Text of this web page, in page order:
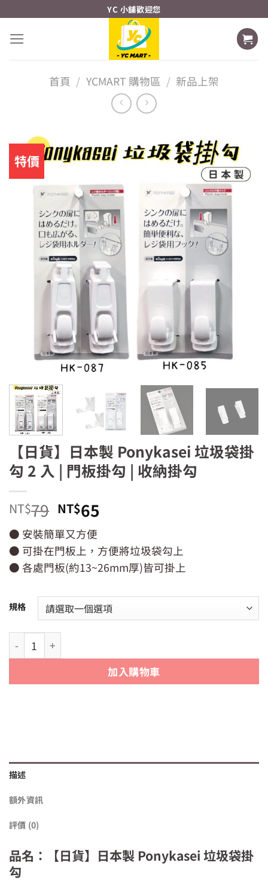
content
YC 小舖歡迎您
首頁 / YCMART 購物區 / 新品上架
特價
【日貨】日本製 Ponykasei 垃圾袋掛
勾 2 入 | 門板掛勾 | 收納掛勾
NT$79 原
始
價
格：
NT$79。
NT$65
價
格：
NT$65。
● 安裝簡單又方便
● 可掛在門板上，方便將垃圾袋勾上
● 各處門板(約13~26mm厚)皆可掛上
規格
【日貨】日本製 Ponykasei 垃圾袋掛勾 2 入 | 門板掛勾 | 收
加入購物車
描述
額外資訊
評價 (0)
品名：【日貨】日本製 Ponykasei 垃圾袋掛
勾